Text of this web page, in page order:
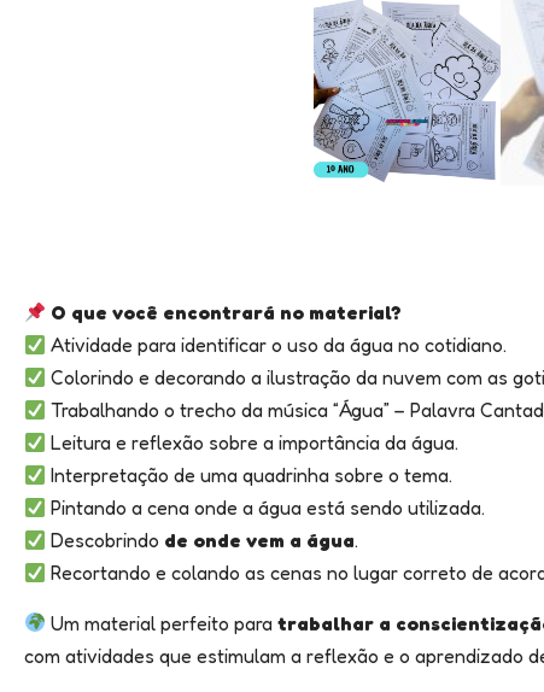
O que você encontrará no material?
Atividade para identificar o uso da água no cotidiano.
Colorindo e decorando a ilustração da nuvem com as
Trabalhando o trecho da música “Água” – Palavra
Leitura e reflexão sobre a importância da água.
Interpretação de uma quadrinha sobre o tema.
Pintando a cena onde a água está sendo utilizada.
Descobrindo de onde vem a água.
Recortando e colando as cenas no lugar correto de
Um material perfeito paratrabalhar a
com atividades que estimulam a reflexão e o aprendizado